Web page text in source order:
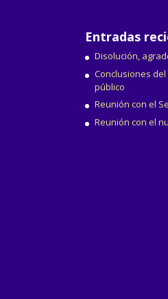
Entradas
Disolución,
Conclusiones del
público
Reunión con el
Reunión con el